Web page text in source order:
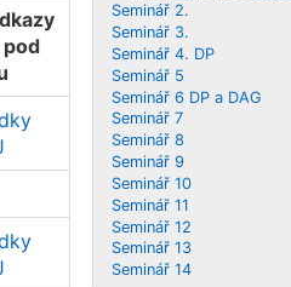
Seminář 2.
Seminář 3.
Seminář 4. DP
Seminář 5
Seminář 6 DP a DAG
Seminář 7
Seminář 8
Seminář 9
Seminář 10
Seminář 11
Seminář 12
Seminář 13
Seminář 14